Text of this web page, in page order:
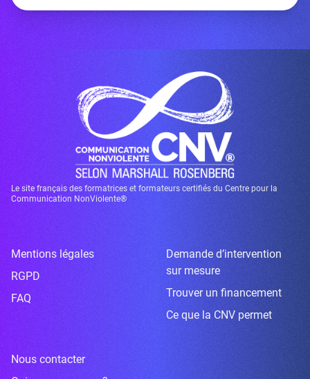
Le site français des formatrices et formateurs certifiés du Centre pour la
Communication NonViolente®
Mentions légales
RGPD
FAQ
Demande d’intervention
sur mesure
Trouver un financement
Ce que la CNV permet
Nous contacter